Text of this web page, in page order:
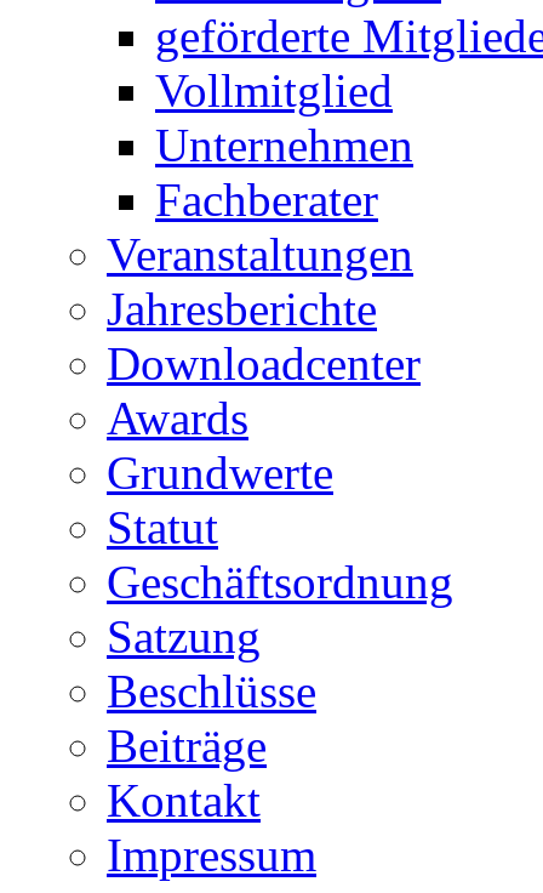
geförderte
Vollmitglied
Unternehmen
Fachberater
Veranstaltungen
Jahresberichte
Downloadcenter
Awards
Grundwerte
Statut
Geschäftsordnung
Satzung
Beschlüsse
Beiträge
Kontakt
Impressum